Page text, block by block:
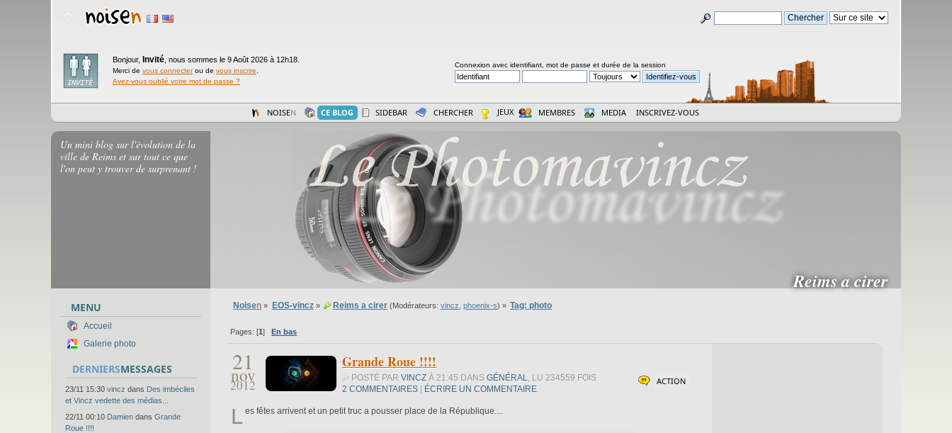
Bonjour, Invité nous sommes le 9 Août 2026 à 12h18.
Merci de vous connecterou de vous inscrire
Avez-vous oublié votre mot de passe ?
Connexion avec identifiant, mot de passe et durée de la session
NOISEN CE BLOG SIDEBAR CHERCHER JEUX MEMBRES MEDIA INSCRIVEZ-VOUS
Un mini blog sur l'évolution de la
ville de Reims et sur tout ce que
l'on peut y trouver de surprenant !
MENU
Accueil
Galerie photo
DERNIERSMESSAGES
23/11 15:30 vincz dans Des imbéciles
et Vincz vedette des médias...
22/11 00:10 Damien dans Grande
Roue !!!!
Reims a cirer
Noisen » EOS-vincz» Reims a cirer(Modérateurs: vincz phoenix-s) » Tag: photo
Pages: [1]En bas
21
nov
2012
Grande Roue !!!!
ACTION
POSTÉ PAR VINCZ À 21:45 DANS GÉNÉRAL
, LU 234559 FOIS
2 COMMENTAIRES | ÉCRIRE UN COMMENTAIRE
L es fêtes arrivent et un petit truc a pousser place de la République....